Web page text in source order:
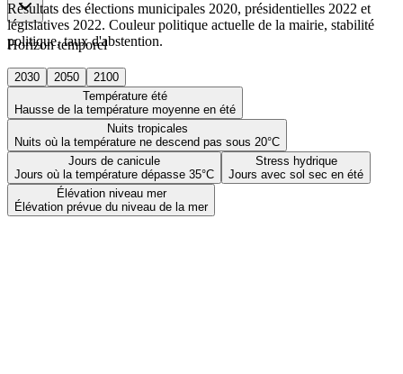
Horizon temporel
2030 2050
2100
Température été
Hausse de la température moyenne en été
Nuits tropicales
Nuits où la température ne descend pas sous 20°C
Jours de canicule
Jours où la température dépasse 35°C
Stress hydrique
Jours avec sol sec en été
Élévation niveau mer
Élévation prévue du niveau de la mer
Résultats des élections municipales 2020, présidentielles 2022 et
législatives 2022. Couleur politique actuelle de la mairie, stabilité
politique, taux d'abstention.